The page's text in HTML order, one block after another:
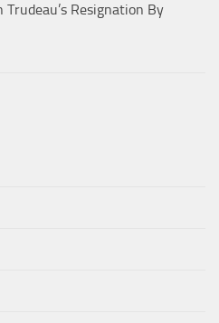
Resignation By